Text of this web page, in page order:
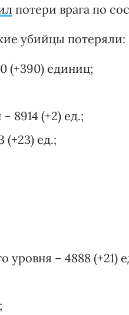
потери врага по
убийцы потеряли:
(+390) единиц;
8914 (+2) ед.;
(+23) ед.;
уровня – 4888 (+21)